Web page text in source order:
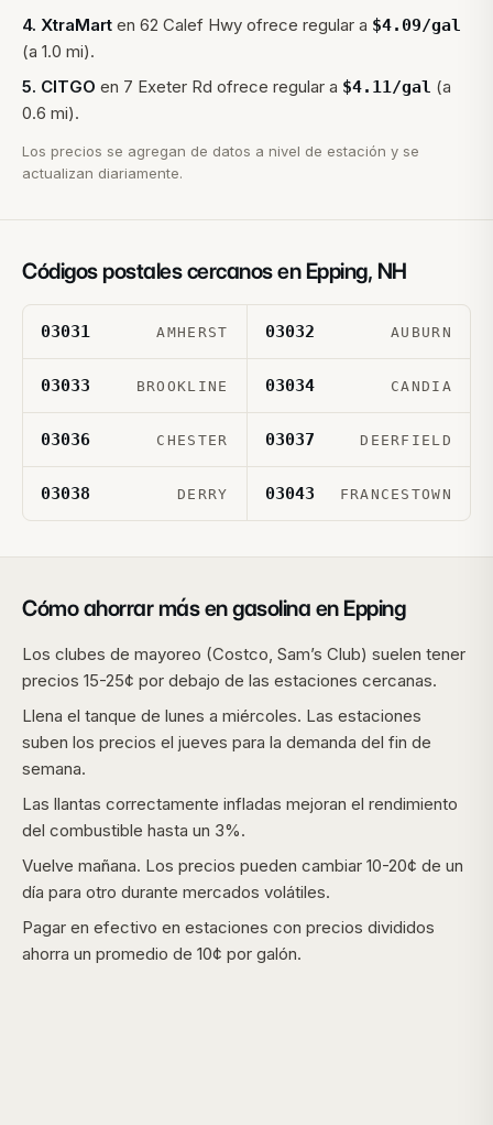
4. XtraMart en 62 Calef Hwy ofrece regular a $4.09/gal
(a 1.0 mi).
5. CITGO en 7 Exeter Rd ofrece regular a $4.11/gal (a
0.6 mi).
Los precios se agregan de datos a nivel de estación y se
actualizan diariamente.
Códigos postales cercanos en Epping, NH
03031 AMHERST 03032 AUBURN
03033 BROOKLINE 03034 CANDIA
03036 CHESTER 03037 DEERFIELD
03038 DERRY 03043 FRANCESTOWN
Cómo ahorrar más en gasolina en Epping
Los clubes de mayoreo (Costco, Sam’s Club) suelen tener
precios 15-25¢ por debajo de las estaciones cercanas.
Llena el tanque de lunes a miércoles. Las estaciones
suben los precios el jueves para la demanda del fin de
semana.
Las llantas correctamente infladas mejoran el rendimiento
del combustible hasta un 3%.
Vuelve mañana. Los precios pueden cambiar 10-20¢ de un
día para otro durante mercados volátiles.
Pagar en efectivo en estaciones con precios divididos
ahorra un promedio de 10¢ por galón.